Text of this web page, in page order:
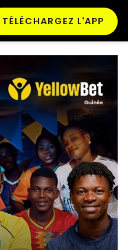
TÉLÉCHARGEZ L'APP